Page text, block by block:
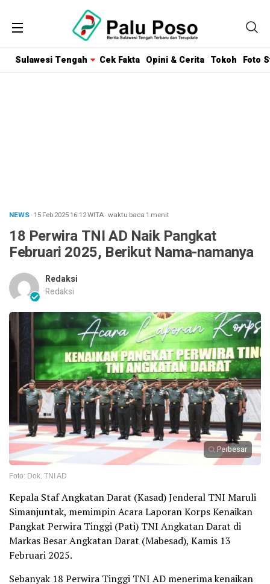
Sulawesi Tengah Cek Fakta Opini & Cerita Tokoh Foto
NEWS· 15 Feb 202516:12WITA·waktu baca 1 menit
18 Perwira TNI AD Naik Pangkat
Februari 2025, Berikut Nama-namanya
Redaksi
Redaksi
Perbesar
Foto: Dok. TNI AD
Kepala Staf Angkatan Darat (Kasad) Jenderal TNI Maruli
Simanjuntak, memimpin Acara Laporan Korps Kenaikan
Pangkat Perwira Tinggi (Pati) TNI Angkatan Darat di
Markas Besar Angkatan Darat (Mabesad), Kamis 13
Februari 2025.
Sebanyak 18 Perwira Tinggi TNI AD menerima kenaikan